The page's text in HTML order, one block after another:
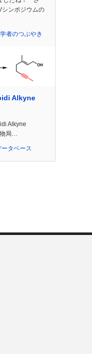
ンポジウムの
者のつぶやき
Alkyne
Alkyne
局…
タベース